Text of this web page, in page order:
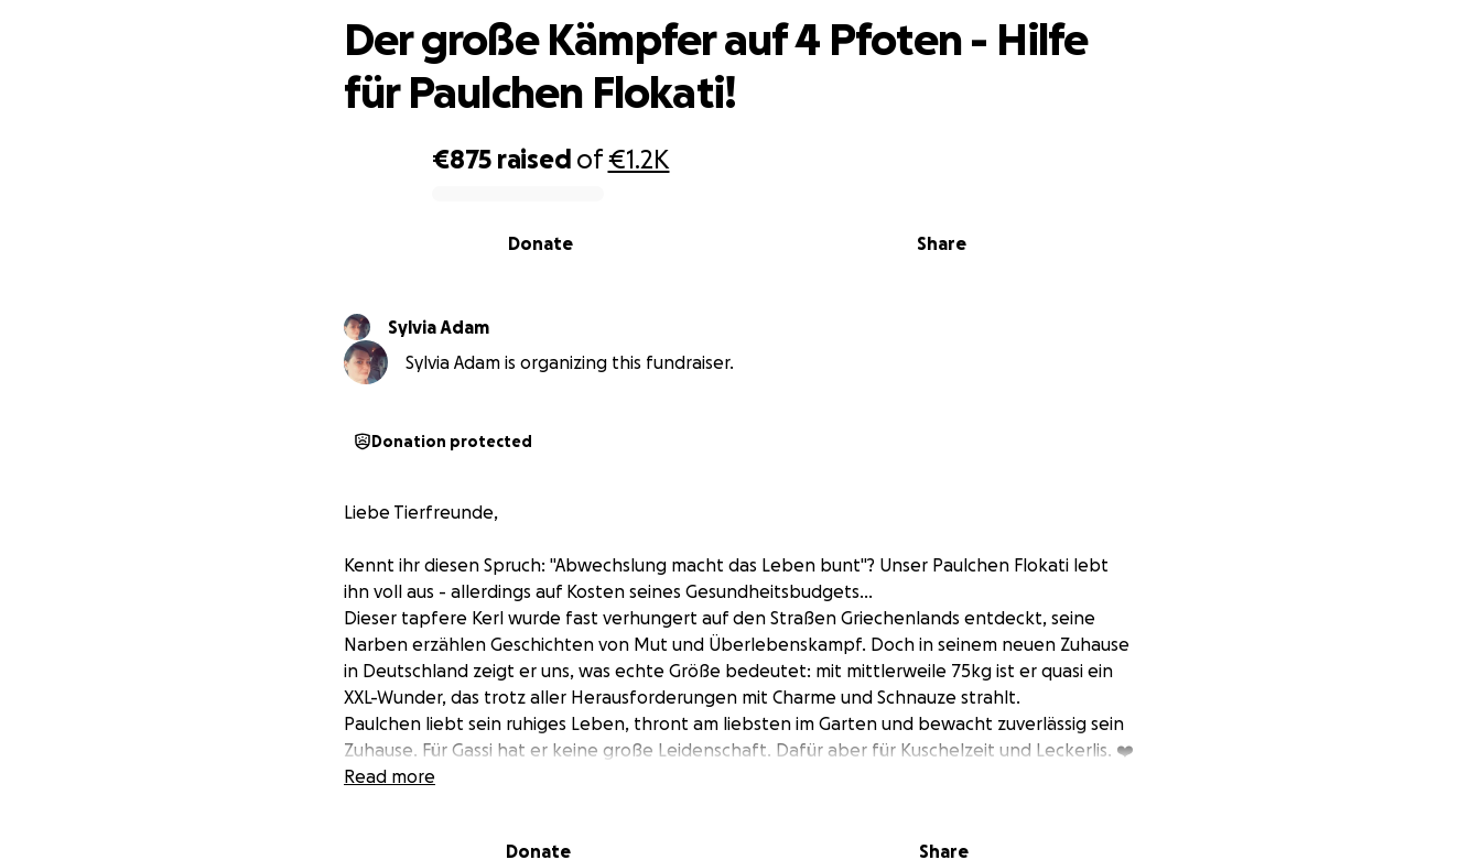
€875 raised of€1.2K
Share
Donate
Der große Kämpfer auf 4 Pfoten - Hilfe
für Paulchen Flokati!
Sylvia Adam
Sylvia Adam is organizing this fundraiser.
Donation protected
Liebe Tierfreunde,
Kennt ihr diesen Spruch: "Abwechslung macht das Leben bunt"? Unser Paulchen Flokati lebt
ihn voll aus - allerdings auf Kosten seines Gesundheitsbudgets...
Dieser tapfere Kerl wurde fast verhungert auf den Straßen Griechenlands entdeckt, seine
Narben erzählen Geschichten von Mut und Überlebenskampf. Doch in seinem neuen Zuhause
in Deutschland zeigt er uns, was echte Größe bedeutet: mit mittlerweile 75kg ist er quasi ein
XXL-Wunder, das trotz aller Herausforderungen mit Charme und Schnauze strahlt.
Paulchen liebt sein ruhiges Leben, thront am liebsten im Garten und bewacht zuverlässig sein
Zuhause. Für Gassi hat er keine große Leidenschaft. Dafür aber für Kuschelzeit und Leckerlis. ❤️
Dieser große Kämpfer braucht vor allem Ruhe, medizinische Versorgung und ein bisschen
und Operation aufgebracht: von Herzwürmern bis hin zu verdächtigen Krebszeichen, von
Read more
Donate Share